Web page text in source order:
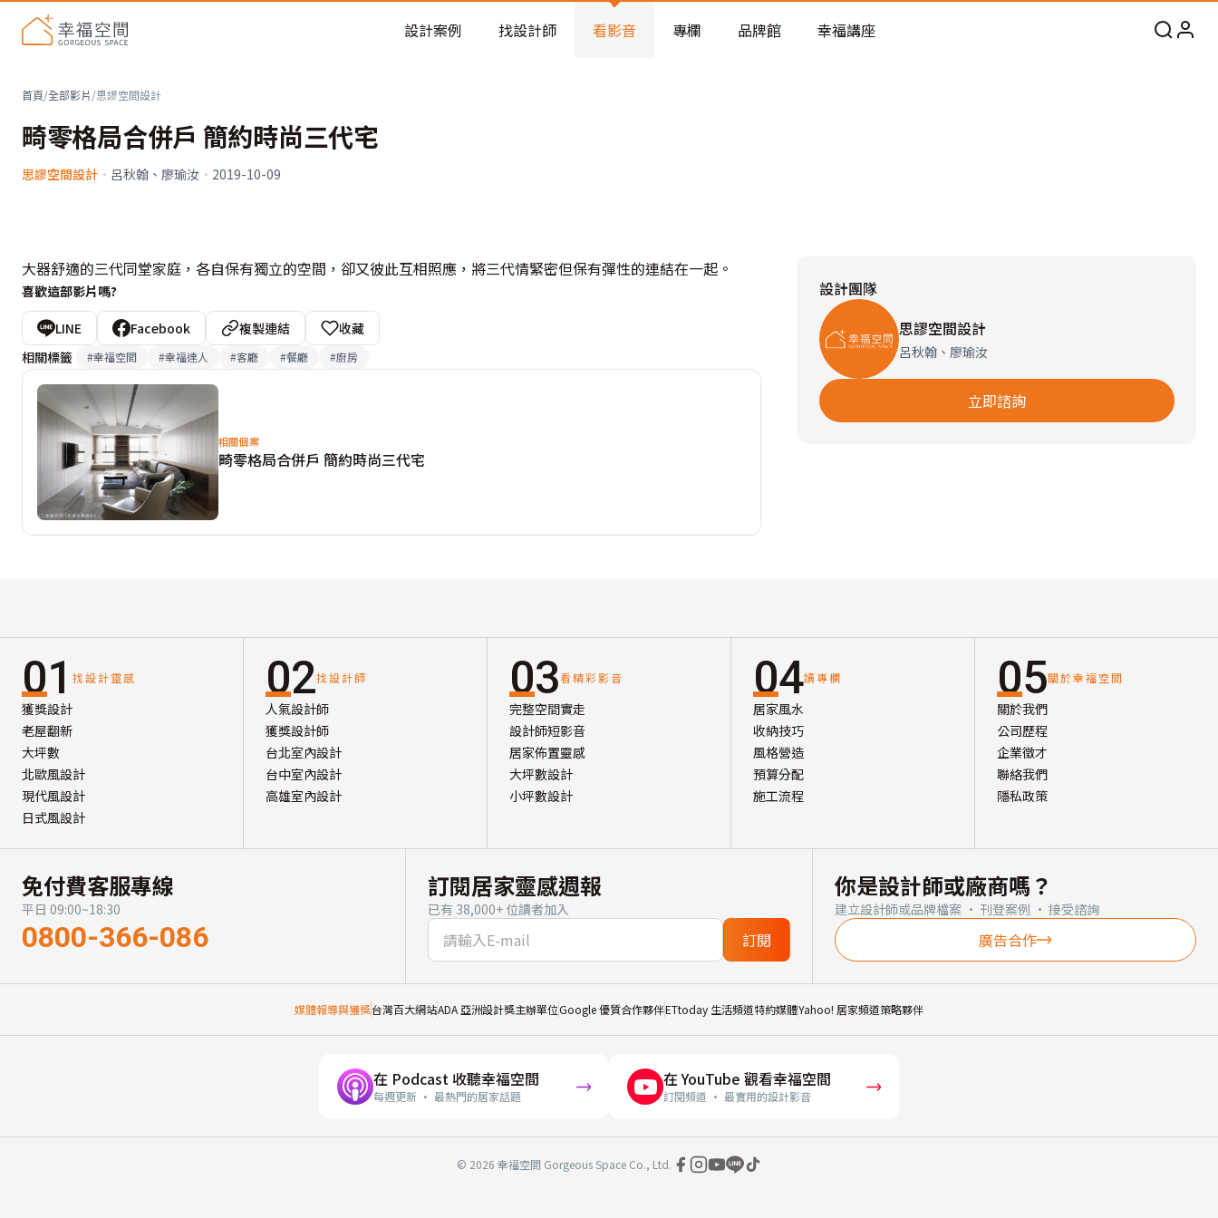
老屋預算分配與高 CP 值煥新術
設計案例 找設計師 看影音 專欄 品牌館 幸福講座
首頁/全部影片/思謬空間設計
畸零格局合併戶 簡約時尚三代宅
思謬空間設計 · 呂秋翰、廖瑜汝 · 2019-10-09
大器舒適的三代同堂家庭，各自保有獨立的空間，卻又彼此互相照應，將三代情緊密但保有彈性的連結在一起。
喜歡這部影片嗎?
LINE Facebook 複製連結
收藏
相關標籤
#幸福空間 #幸福達人 #客廳 #餐廳 #廚房
相關個案
畸零格局合併戶 簡約時尚三代宅
設計團隊
思謬空間設計
呂秋翰、廖瑜汝
立即諮詢
01 找設計靈感
獲獎設計
老屋翻新
大坪數
北歐風設計
現代風設計
日式風設計
02找設計師
人氣設計師
獲獎設計師
台北室內設計
台中室內設計
高雄室內設計
03看精彩影音
完整空間實走
設計師短影音
居家佈置靈感
大坪數設計
小坪數設計
04讀專欄
居家風水
收納技巧
風格營造
預算分配
施工流程
05關於幸福空間
關於我們
公司歷程
企業徵才
聯絡我們
隱私政策
免付費客服專線
平日 09:00~18:30
0800-366-086
訂閱居家靈感週報
已有 38,000+ 位讀者加入
訂閱
你是設計師或廠商嗎？
建立設計師或品牌檔案 · 刊登案例 · 接受諮詢
廣告合作
媒體報導與獲獎台灣百大網站ADA 亞洲設計獎主辦單位Google 優質合作夥伴ETtoday 生活頻道特約媒體Yahoo! 居家頻道策略夥伴
在 Podcast 收聽幸福空間
每週更新 · 最熱門的居家話題
在 YouTube 觀看幸福空間
訂閱頻道 · 最實用的設計影音
© 2026 幸福空間 Gorgeous Space Co., Ltd.